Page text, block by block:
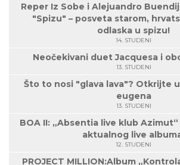
Reper Iz Sobe i Alejuandro
"Spizu" – posveta starom,
odlaska u spizu!
14. STUDENI
Neočekivani duet Jacquesa i
13. STUDENI
Što to nosi "glava lava"? Otkrijte
eugena
13. STUDENI
BOA II: „Absentia live klub
aktualnog live
12. STUDENI
PROJECT MILLION:Album